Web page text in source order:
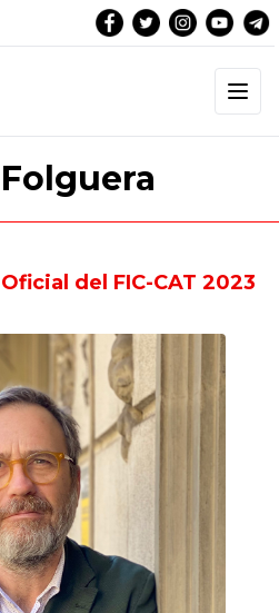
del FIC-CAT 2023